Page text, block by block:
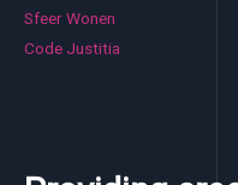
Sfeer Wonen
Code Justitia